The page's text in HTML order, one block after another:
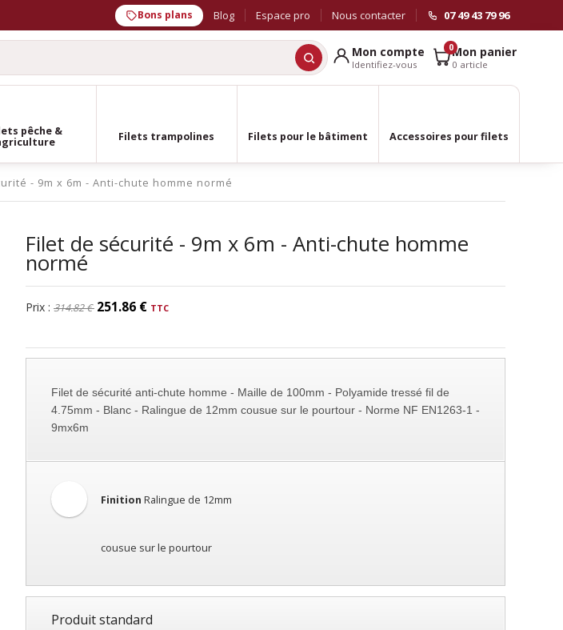
Bons plans Blog Espace pro Nous contacter 07 49 43 79 96
Mon compte
Identifiez-vous
0Mon panier
0 article
pêche &
Filets trampolines Filets pour le bâtiment Accessoires pour filets
- 9m x 6m - Anti-chute homme normé
Filet de sécurité - 9m x 6m - Anti-chute homme
normé
Prix : 314.82 € 251.86 €
Filet de sécurité anti-chute homme - Maille de 100mm - Polyamide tressé fil de
4.75mm - Blanc - Ralingue de 12mm cousue sur le pourtour - Norme NF EN1263-1 -
9mx6m
Finition Ralingue de 12mm
cousue sur le pourtour
Produit standard
pas prendre la maille mais la ralingue) et desmousquetons de sécurité normés.